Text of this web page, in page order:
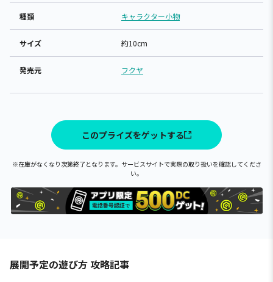
種類 キャラクター小物
サイズ 約10cm
発売元 フクヤ
このプライズをゲットする
※在庫がなくなり次第終了となります。サービスサイトで実際の取り扱いを確認してくださ
い。
展開予定の遊び方 攻略記事